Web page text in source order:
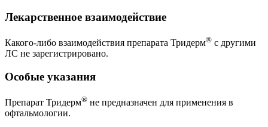
Лекарственное взаимодействие
Какого-либо взаимодействия препарата Тридерм® с другими
ЛС не зарегистрировано.
Особые указания
Препарат Тридерм® не предназначен для применения в
офтальмологии.